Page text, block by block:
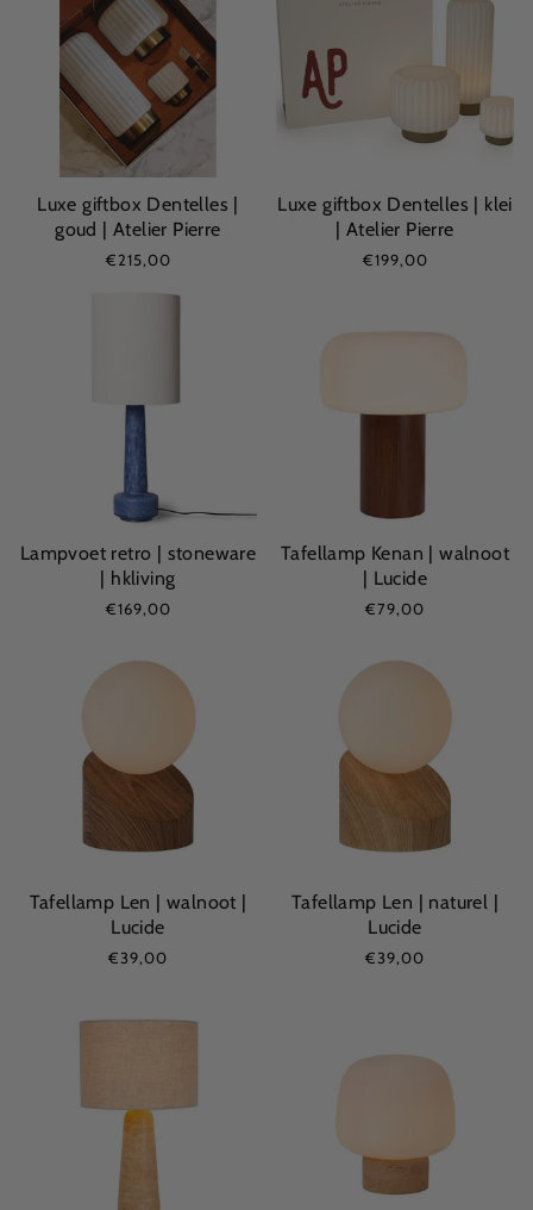
Luxe giftbox Dentelles |
goud | Atelier Pierre
€215,00
Luxe giftbox Dentelles | klei
| Atelier Pierre
€199,00
Lampvoet retro | stoneware
| hkliving
€169,00
Tafellamp Kenan | walnoot
| Lucide
€79,00
Tafellamp Len | walnoot |
Lucide
€39,00
Tafellamp Len | naturel |
Lucide
€39,00